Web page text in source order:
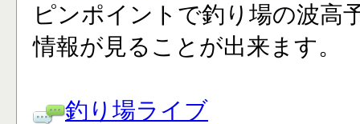
ピンポイントで釣り場の波高
情報が見ることが出来ます。
釣り場ライブ